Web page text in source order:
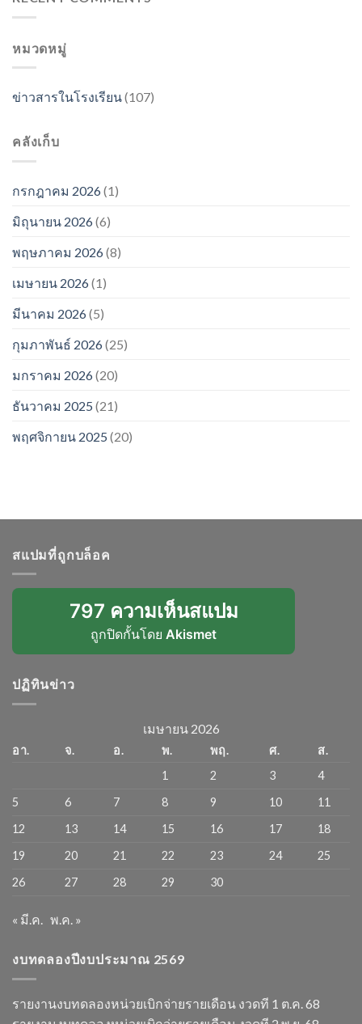
หมวดหมู่
ข่าวสารในโรงเรียน(107)
คลังเก็บ
กรกฎาคม 2026(1)
มิถุนายน 2026(6)
พฤษภาคม 2026(8)
เมษายน 2026(1)
มีนาคม 2026(5)
กุมภาพันธ์ 2026(25)
มกราคม 2026(20)
ธันวาคม 2025 (21)
พฤศจิกายน 2025 (20)
สแปมที่ถูกบล็อค
797 ความเห็นสแปม
ถูกปิดกั้นโดย Akismet
ปฏิทินข่าว
เมษายน 2026
อา. จ. อ. พ. พฤ. ศ.
ส.
1
2 3
4
5
6 7 8 9 10
11
12
13 14 15 16 17
18
19
20 21 22 23 24
25
26
27 28 29 30
« มี.ค. พ.ค. »
งบทดลองปีงบประมาณ 2569
รายงานงบทดลองหน่วยเบิกจ่ายรายเดือน งวดที 1 ต.ค. 68